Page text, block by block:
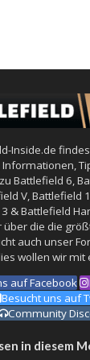
Inside.de
Battlefield 6
V, Battlefield 1
&Battlefield
über die die
auch unser
wollen wir mit
auf Facebook
Besucht uns auf
Community
in diesem